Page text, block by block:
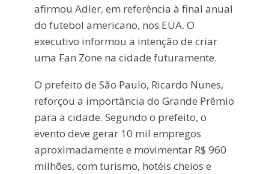
afirmou Adler, em referência à final anual
do futebol americano, nos EUA. O
executivo informou a intenção de criar
uma Fan Zone na cidade futuramente.
O prefeito de São Paulo, Ricardo Nunes,
reforçou a importância do Grande Prêmio
para a cidade. Segundo o prefeito, o
evento deve gerar 10 mil empregos
aproximadamente e movimentar R$ 960
milhões, com turismo, hotéis cheios e